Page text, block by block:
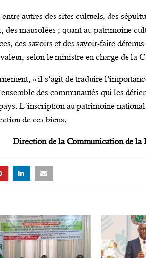
autres des sites cultuels, des
des mausolées ; quant au patrimoine
des savoirs et des savoir-faire détenus
selon le ministre en charge de la
« il s’agit de traduire
des communautés qui les
L’inscription au patrimoine
de ces biens.
Direction de la Communication de la